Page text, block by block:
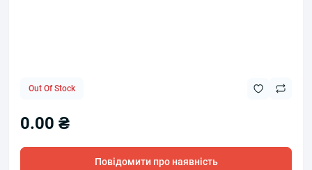
Out Of Stock
0.00 ₴
Повідомити про наявність